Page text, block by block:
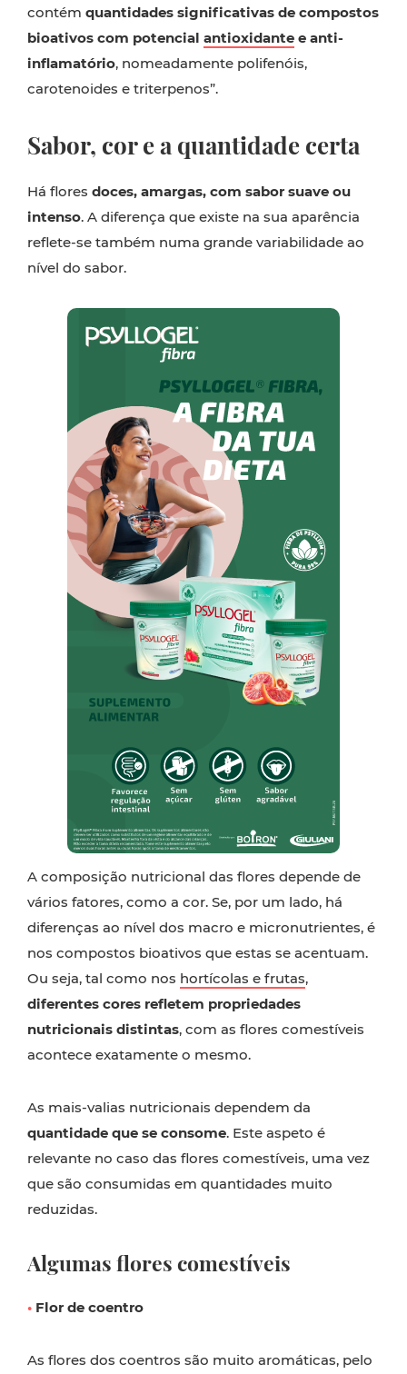
contém quantidades significativas de compostos
bioativos com potencial antioxidante e anti-
inflamatório, nomeadamente polifenóis,
carotenoides e triterpenos”.
Sabor, cor e a quantidade certa
Há flores doces, amargas, com sabor suave ou
intenso. A diferença que existe na sua aparência
reflete-se também numa grande variabilidade ao
nível do sabor.
A composição nutricional das flores depende de
vários fatores, como a cor. Se, por um lado, há
diferenças ao nível dos macro e micronutrientes, é
nos compostos bioativos que estas se acentuam.
Ou seja, tal como nos hortícolas e frutas,
diferentes cores refletem propriedades
nutricionais distintas, com as flores comestíveis
acontece exatamente o mesmo.
As mais-valias nutricionais dependem da
quantidade que se consome. Este aspeto é
relevante no caso das flores comestíveis, uma vez
que são consumidas em quantidades muito
reduzidas.
Algumas flores comestíveis
• Flor de coentro
As flores dos coentros são muito aromáticas, pelo